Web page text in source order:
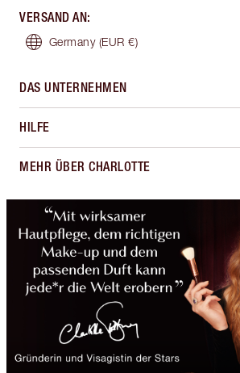
VERSAND AN:
Germany (EUR €)
DAS UNTERNEHMEN
HILFE
MEHR ÜBER CHARLOTTE